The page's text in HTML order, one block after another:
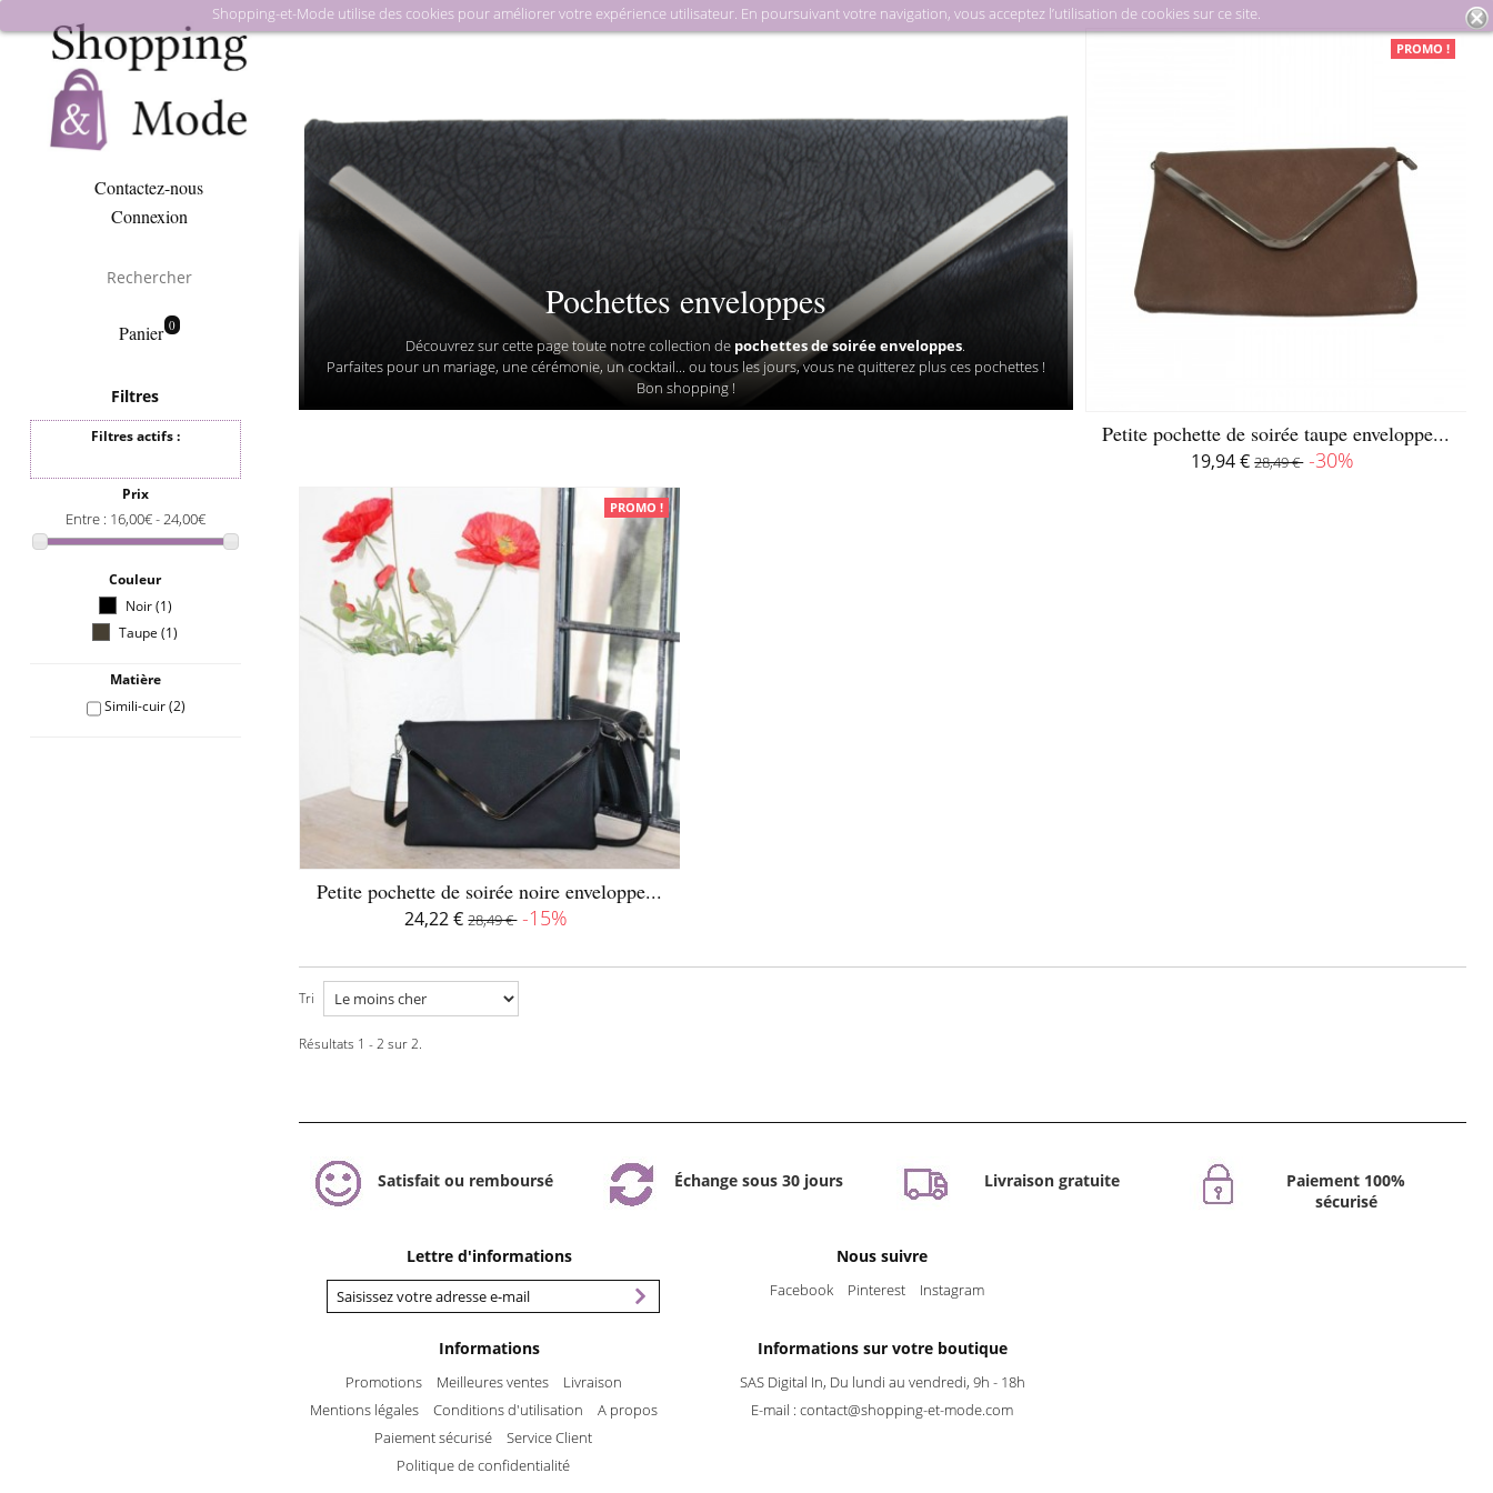
Contactez-nous
Connexion
Panier 0
Shopping-et-Mode utilise des cookies pour améliorer votre expérience utilisateur. En poursuivant votre navigation, vous acceptez l’utilisation de cookies sur ce site.
Filtres
Filtres actifs :
Prix
Entre : 16,00€ - 24,00€
Couleur
Noir(1)
Taupe (1)
Matière
Simili-cuir(2)
Pochettes enveloppes
Découvrez sur cette page toute notre collection de pochettes de soirée enveloppes.
Parfaites pour un mariage, une cérémonie, un cocktail... ou tous les jours, vous ne quitterez plus ces pochettes !
Bon shopping !
PROMO !
Petite pochette de soirée taupe enveloppe...
19,94 €28,49 € -30%
PROMO !
Petite pochette de soirée noire enveloppe...
24,22 €28,49 € -15%
Tri
Résultats 1 - 2 sur 2.
Satisfait ou remboursé Échange sous 30 jours Livraison gratuite
Paiement 100%
sécurisé
Lettre d'informations Nous suivre
Facebook Pinterest Instagram
Informations
Promotions Meilleures ventes
Livraison
Mentions légales
Conditions d'utilisation
A propos
Paiement sécurisé
Service Client
Politique de confidentialité
Informations sur votre boutique
SAS Digital In, Du lundi au vendredi, 9h - 18h
E-mail :contact@shopping-et-mode.com